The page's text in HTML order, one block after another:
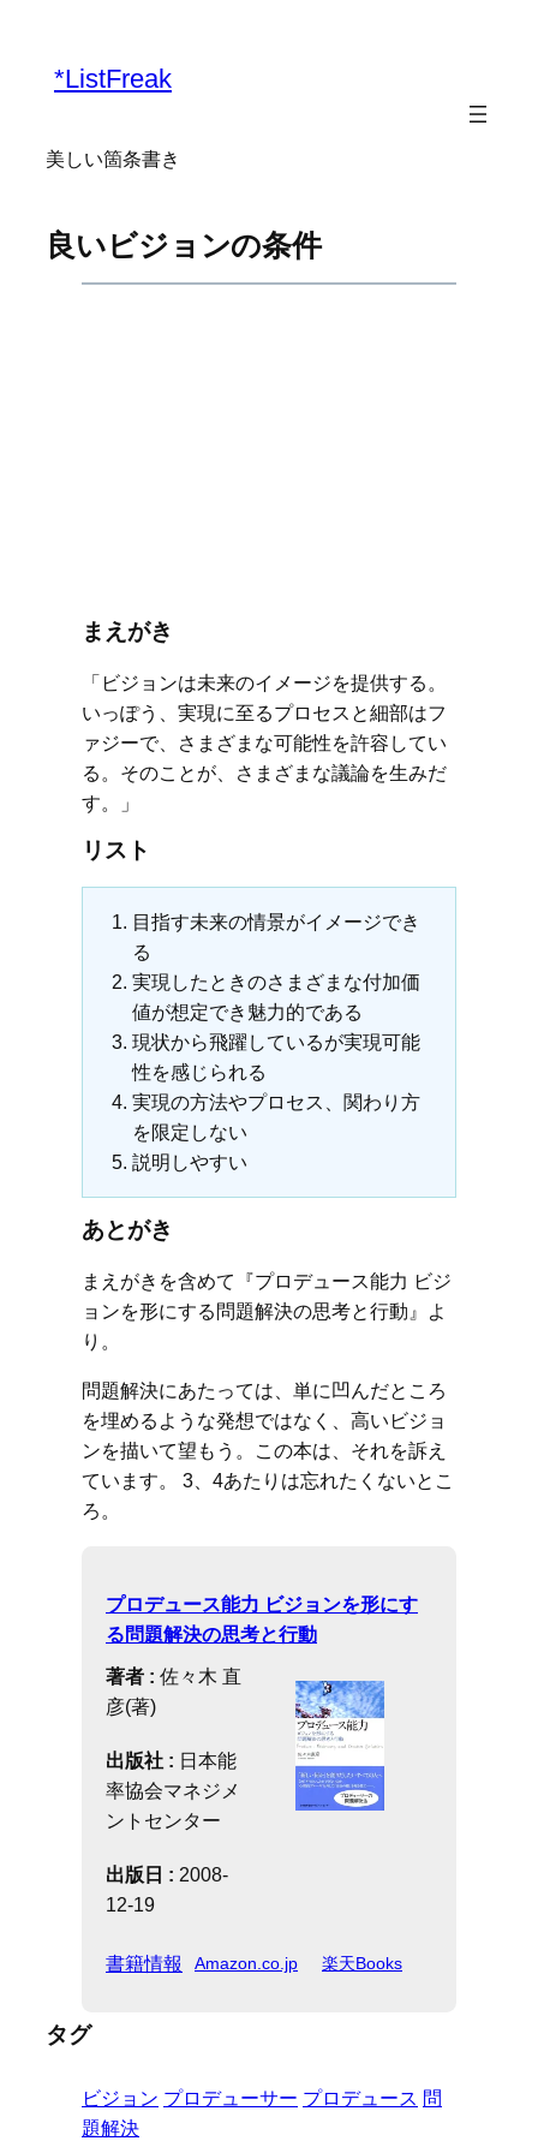
*ListFreak
美しい箇条書き
良いビジョンの条件
まえがき
「ビジョンは未来のイメージを提供する。
いっぽう、実現に至るプロセスと細部はフ
ァジーで、さまざまな可能性を許容してい
る。そのことが、さまざまな議論を生みだ
す。」
リスト
目指す未来の情景がイメージでき
る
実現したときのさまざまな付加価
値が想定でき魅力的である
現状から飛躍しているが実現可能
性を感じられる
実現の方法やプロセス、関わり方
を限定しない
説明しやすい
あとがき
まえがきを含めて『プロデュース能力 ビジ
ョンを形にする問題解決の思考と行動』よ
り。
問題解決にあたっては、単に凹んだところ
を埋めるような発想ではなく、高いビジョ
ンを描いて望もう。この本は、それを訴え
ています。 3、4あたりは忘れたくないとこ
ろ。
プロデュース能力 ビジョンを形にす
る問題解決の思考と行動
著者 : 佐々木 直
彦(著)
出版社 : 日本能
率協会マネジメ
ントセンター
出版日 : 2008-
12-19
書籍情報 Amazon.co.jp 楽天Books
タグ
ビジョン プロデューサー プロデュース 問
題解決